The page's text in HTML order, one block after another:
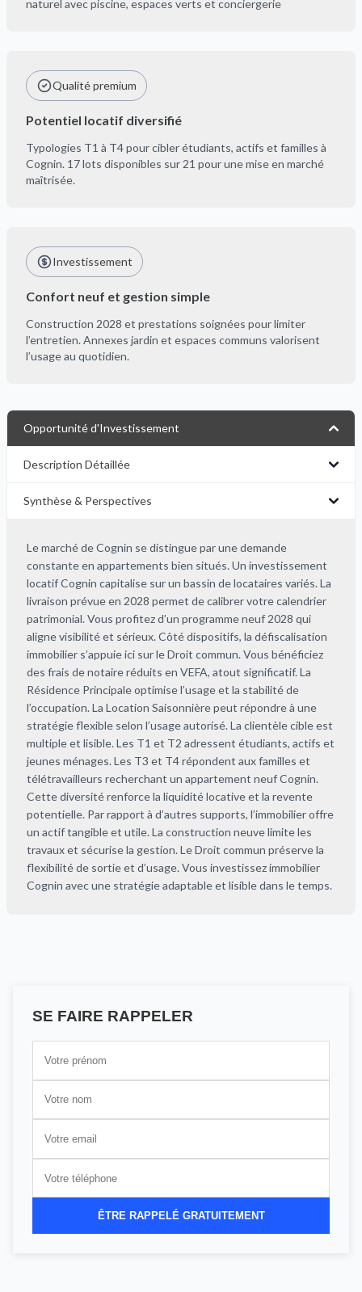
naturel avec piscine, espaces verts et conciergerie
Qualité premium
Potentiel locatif diversifié
Typologies T1 à T4 pour cibler étudiants, actifs et familles à
Cognin. 17 lots disponibles sur 21 pour une mise en marché
maîtrisée.
Investissement
Confort neuf et gestion simple
Construction 2028 et prestations soignées pour limiter
l’entretien. Annexes jardin et espaces communs valorisent
l’usage au quotidien.
Opportunité d'Investissement
Description Détaillée
Synthèse & Perspectives
Le marché de Cognin se distingue par une demande
constante en appartements bien situés. Un investissement
locatif Cognin capitalise sur un bassin de locataires variés. La
livraison prévue en 2028 permet de calibrer votre calendrier
patrimonial. Vous profitez d’un programme neuf 2028 qui
aligne visibilité et sérieux. Côté dispositifs, la défiscalisation
immobilier s’appuie ici sur le Droit commun. Vous bénéficiez
des frais de notaire réduits en VEFA, atout significatif. La
Résidence Principale optimise l’usage et la stabilité de
l’occupation. La Location Saisonnière peut répondre à une
stratégie flexible selon l’usage autorisé. La clientèle cible est
multiple et lisible. Les T1 et T2 adressent étudiants, actifs et
jeunes ménages. Les T3 et T4 répondent aux familles et
télétravailleurs recherchant un appartement neuf Cognin.
Cette diversité renforce la liquidité locative et la revente
potentielle. Par rapport à d’autres supports, l’immobilier offre
un actif tangible et utile. La construction neuve limite les
travaux et sécurise la gestion. Le Droit commun préserve la
flexibilité de sortie et d’usage. Vous investissez immobilier
Cognin avec une stratégie adaptable et lisible dans le temps.
SE FAIRE RAPPELER
ÊTRE RAPPELÉ GRATUITEMENT